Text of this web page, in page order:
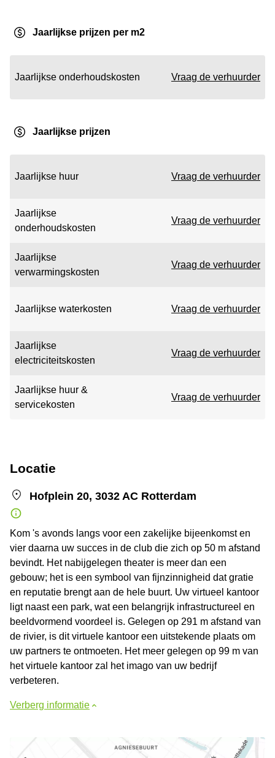
Jaarlijkse prijzen per m2
Jaarlijkse onderhoudskosten Vraag de verhuurder
Jaarlijkse prijzen
Jaarlijkse huur Vraag de verhuurder
Jaarlijkse
onderhoudskosten
Vraag de verhuurder
Jaarlijkse
verwarmingskosten
Vraag de verhuurder
Jaarlijkse waterkosten Vraag de verhuurder
Jaarlijkse
electriciteitskosten
Vraag de verhuurder
Jaarlijkse huur &
servicekosten
Vraag de verhuurder
Locatie
Hofplein 20, 3032 AC Rotterdam
Kom 's avonds langs voor een zakelijke bijeenkomst en
vier daarna uw succes in de club die zich op 50 m afstand
bevindt. Het nabijgelegen theater is meer dan een
gebouw; het is een symbool van fijnzinnigheid dat gratie
en reputatie brengt aan de hele buurt. Uw virtueel kantoor
ligt naast een park, wat een belangrijk infrastructureel en
beeldvormend voordeel is. Gelegen op 291 m afstand van
de rivier, is dit virtuele kantoor een uitstekende plaats om
uw partners te ontmoeten. Het meer gelegen op 99 m van
het virtuele kantoor zal het imago van uw bedrijf
verbeteren.
Verberg informatie